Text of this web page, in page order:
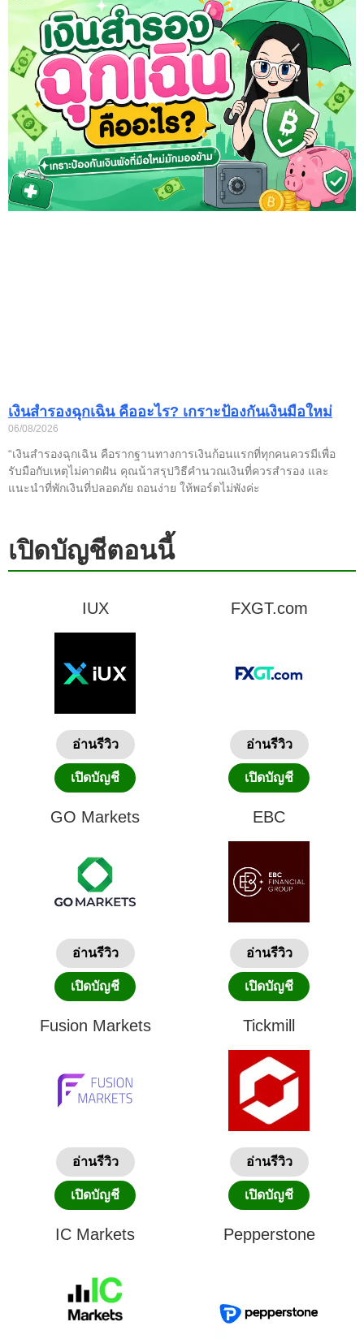
เงินสำรองฉุกเฉิน คืออะไร? เกราะป้องกันเงินมือใหม่
06/08/2026
“เงินสำรองฉุกเฉิน คือรากฐานทางการเงินก้อนแรกที่ทุกคนควรมีเพื่อ
รับมือกับเหตุไม่คาดฝัน คุณน้าสรุปวิธีคำนวณเงินที่ควรสำรอง และ
แนะนำที่พักเงินที่ปลอดภัย ถอนง่าย ให้พอร์ตไม่พังค่ะ
เปิดบัญชีตอนนี้
IUX
อ่านรีวิว
เปิดบัญชี
FXGT.com
อ่านรีวิว
เปิดบัญชี
GO Markets
อ่านรีวิว
เปิดบัญชี
EBC
อ่านรีวิว
เปิดบัญชี
Fusion Markets
อ่านรีวิว
เปิดบัญชี
Tickmill
อ่านรีวิว
เปิดบัญชี
IC Markets Pepperstone